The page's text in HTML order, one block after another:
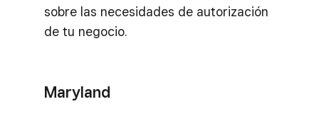
sobre las necesidades de autorización
de tu negocio.
Maryland